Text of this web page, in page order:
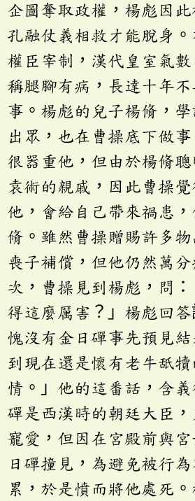
企圖奪取政權，楊彪因
孔融仗義相救才能脫身
權臣宰制，漢代皇室氣
稱腿腳有病，長達十年
事。楊彪的兒子楊脩，
出眾，也在曹操底下做
很器重他，但由於楊脩
袁術的親戚，因此曹操
他，會給自己帶來禍患
脩。雖然曹操贈賜許多
喪子補償，但他仍然萬
次，曹操見到楊彪，問
得這麼厲害？」楊彪回
愧沒有金日磾事先預見
到現在還是懷有老牛舐
情。」他的這番話，含義
磾是西漢時的朝廷大臣
寵愛，但因在宮殿前與
日磾撞見，為避免被行
累，於是憤而將他處死